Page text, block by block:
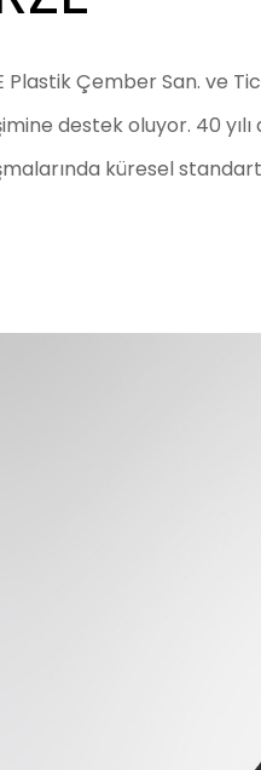
Plastik Çember San. ve
destek oluyor. 40
küresel